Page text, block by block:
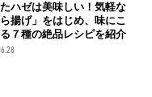
ハゼは美味しい！気軽な
ら揚げ」をはじめ、味にこ
７種の絶品レシピを紹介